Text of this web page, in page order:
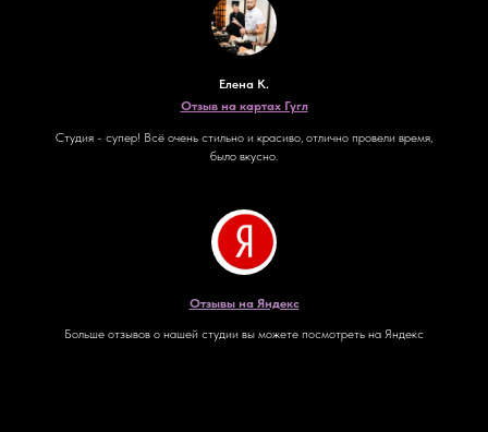
Елена К.
Отзыв на картах Гугл
Студия - супер! Всё очень стильно и красиво, отлично провели время,
было вкусно.
Отзывы на Яндекс
Больше отзывов о нашей студии вы можете посмотреть на Яндекс